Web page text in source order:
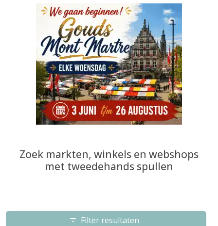
Zoek markten, winkels en webshops
met tweedehands spullen
Filter resultaten